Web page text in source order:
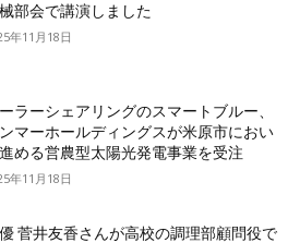
部会で講演しました
年11月18日
ラーシェアリングのスマートブルー、
マーホールディングスが米原市におい
める営農型太陽光発電事業を受注
年11月18日
菅井友香さんが高校の調理部顧問役で